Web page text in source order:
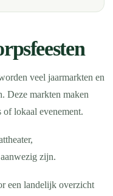
veel jaarmarkten en
Deze markten maken
of lokaal evenement.
zijn.
een landelijk overzicht